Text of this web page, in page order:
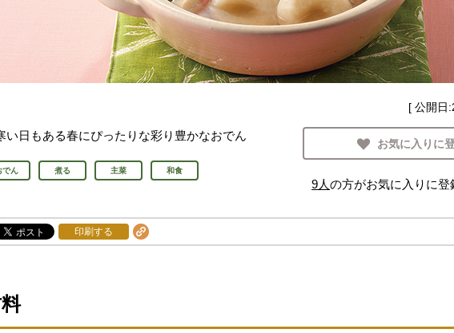
[ 公開日:
い日もある春にぴったりな彩り豊かなおでん
でん 煮る 主菜 和食
お気に入りに
9人の方がお気に入りに登
印刷する